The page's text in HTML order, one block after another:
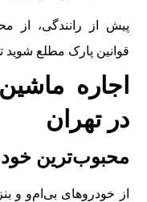
پیش از رانندگی، از
قوانین پارک مطلع شوید
اجاره
در تهران
محبوب‌ترین
از خودروهای بی‌ام‌و و